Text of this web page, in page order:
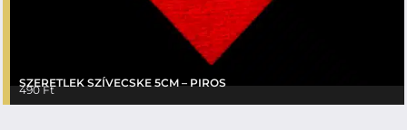
SZERETLEK SZÍVECSKE 5CM – PIROS
490Ft